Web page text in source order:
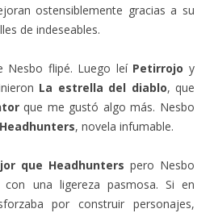
ostensiblemente gracias a su
de indeseables.
Nesbo flipé. Luego leí Petirrojoy
La estrella del diablo, que
que me gustó algo más. Nesbo
Headhunters, novela infumable.
que Headhunters pero Nesbo
con una ligereza pasmosa. Si en
por construir personajes,